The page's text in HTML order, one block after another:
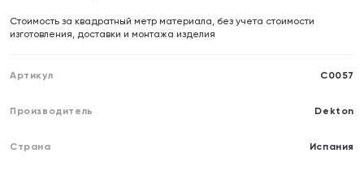
Cтоимость за квадратный метр материала, без учета стоимости
изготовления, доставки и монтажа изделия
Артикул C0057
Производитель Dekton
Страна Испания